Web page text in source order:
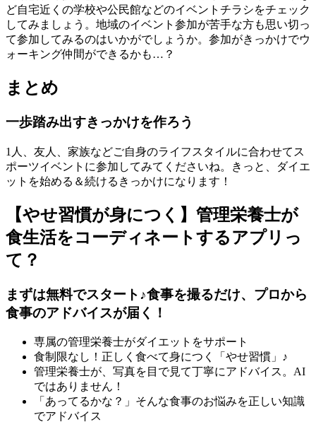
ど自宅近くの学校や公民館などのイベントチラシをチェック
してみましょう。地域のイベント参加が苦手な方も思い切っ
て参加してみるのはいかがでしょうか。参加がきっかけでウ
ォーキング仲間ができるかも…？
まとめ
一歩踏み出すきっかけを作ろう
1人、友人、家族などご自身のライフスタイルに合わせてス
ポーツイベントに参加してみてくださいね。きっと、ダイエ
ットを始める＆続けるきっかけになります！
【やせ習慣が身につく】管理栄養士が
食生活をコーディネートするアプリっ
て？
まずは無料でスタート♪食事を撮るだけ、プロから
食事のアドバイスが届く！
専属の管理栄養士がダイエットをサポート
食制限なし！正しく食べて身につく「やせ習慣」♪
管理栄養士が、写真を目で見て丁寧にアドバイス。AI
ではありません！
「あってるかな？」そんな食事のお悩みを正しい知識
でアドバイス